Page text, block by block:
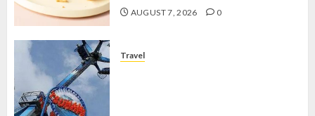
AUGUST 7, 2026 0
Travel